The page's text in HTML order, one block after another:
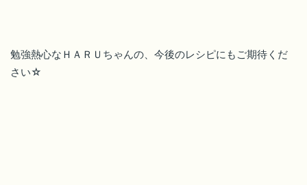
勉強熱心なＨＡＲＵちゃんの、今後のレシピにもご期待くだ
さい☆